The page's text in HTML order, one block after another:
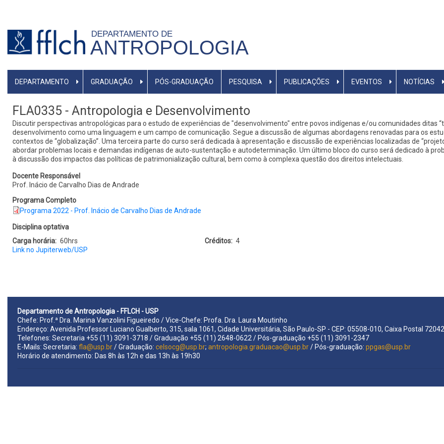
conteúdo
DEPARTAMENTO DE
ANTROPOLOGIA
MAIN
DEPARTAMENTO GRADUAÇÃO PÓS-GRADUAÇÃO PESQUISA PUBLICAÇÕES EVENTOS NOTÍCIAS
FLA0335 - Antropologia e Desenvolvimento
Discutir perspectivas antropológicas para o estudo de experiências de "desenvolvimento" entre povos indígenas e/ou comunidades ditas
desenvolvimento como uma linguagem e um campo de comunicação. Segue a discussão de algumas abordagens renovadas para os
contextos de “globalização”. Uma terceira parte do curso será dedicada à apresentação e discussão de experiências localizadas de
abordar problemas locais e demandas indígenas de auto-sustentação e autodeterminação. Um último bloco do curso será dedicado à
à discussão dos impactos das políticas de patrimonialização cultural, bem como à complexa questão dos direitos intelectuais.
Docente Responsável
Prof. Inácio de Carvalho Dias de Andrade
Programa Completo
Programa 2022 - Prof. Inácio de Carvalho Dias de Andrade
Obrigatoriedade
Disciplina optativa
Carga horária
60hrs Créditos
4
Link no Jupiterweb/USP
Departamento de Antropologia - FFLCH - USP
Chefe: Prof.ª Dra. Marina Vanzolini Figueiredo / Vice-Chefe: Profa. Dra. Laura Moutinho
Endereço: Avenida Professor Luciano Gualberto, 315, sala 1061, Cidade Universitária, São Paulo-SP - CEP: 05508-010, Caixa Postal 72042
Telefones: Secretaria +55 (11) 3091-3718 / Graduação +55 (11) 2648-0622 / Pós-graduação +55 (11) 3091-2347
E-Mails: Secretaria: fla@usp.br/ Graduação: celsocg@usp.br; antropologia.graduacao@usp.br/ Pós-graduação: ppgas@usp.br
Horário de atendimento: Das 8h às 12h e das 13h às 19h30